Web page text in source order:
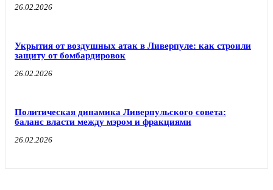
26.02.2026
Укрытия от воздушных атак в Ливерпуле: как строили
защиту от бомбардировок
26.02.2026
Политическая динамика Ливерпульского совета:
баланс власти между мэром и фракциями
26.02.2026